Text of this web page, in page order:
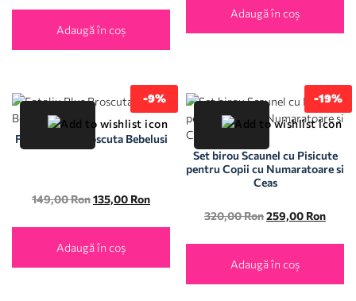
Adaugă în coș
Adaugă în coș
-9%
Fotoliu Plus Broscuta Bebelusi
149,00Ron135,00 Ron
Adaugă în coș
-19%
Set birou Scaunel cu Pisicute
pentru Copii cu Numaratoare si
Ceas
320,00Ron259,00 Ron
Adaugă în coș